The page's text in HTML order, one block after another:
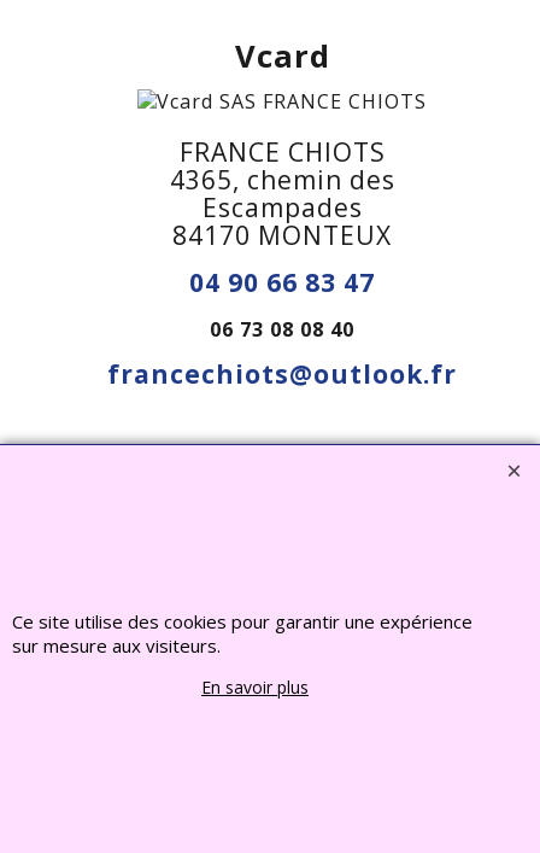
Vcard
FRANCE CHIOTS
4365, chemin des
Escampades
84170 MONTEUX
04 90 66 83 47
06 73 08 08 40
francechiots@outlook.fr
2022 FRANCE CHIOTS © Tous droits reserves
avec le logiciel
eCommerce ShopFactory
Ce site utilise des cookies pour garantir une expérience
sur mesure aux visiteurs.
En savoir plus